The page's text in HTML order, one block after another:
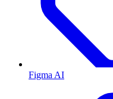
Figma AI